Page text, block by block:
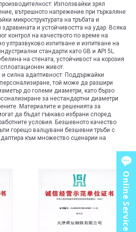
Използвайки зрял
вътрешното напрежение при търкаляне
микроструктурата на тръбата и
и устойчивостта на удар. Всяка
контрол на качеството по време на
ултразвуково изпитване и изпитване на
стандарти като GB и API 5L.
на стената, устойчивост на корозия
живот.
и силна адаптивност: Поддържайки
той може да разшири
до големи диаметри, като бързо
за нестандартни диаметри
Материалите и решенията за
да бъдат гъвкаво избрани според
условия. Безшевното качество
горещо валцувани безшевни тръби с
към множество сценарии на
Online Service